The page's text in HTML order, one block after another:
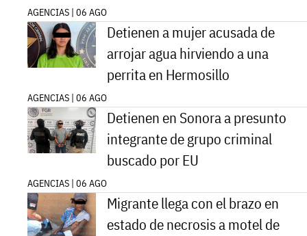
AGENCIAS | 06 AGO
Detienen a mujer acusada de
arrojar agua hirviendo a una
perrita en Hermosillo
AGENCIAS | 06 AGO
Detienen en Sonora a presunto
integrante de grupo criminal
buscado por EU
AGENCIAS | 06 AGO
Migrante llega con el brazo en
estado de necrosis a motel de